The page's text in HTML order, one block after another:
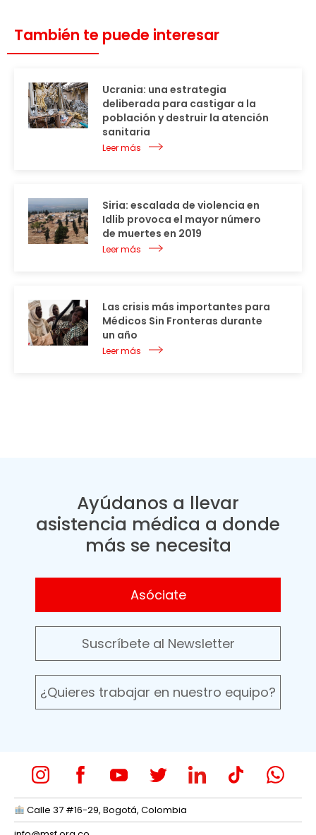
También te puede interesar
Ucrania: una estrategia
deliberada para castigar a la
población y destruir la atención
sanitaria
Leer más
Siria: escalada de violencia en
Idlib provoca el mayor número
de muertes en 2019
Leer más
Las crisis más importantes para
Médicos Sin Fronteras durante
un año
Leer más
Ayúdanos a llevar
asistencia médica a donde
más se necesita
Asóciate
Suscríbete al Newsletter
¿Quieres trabajar en nuestro equipo?
Calle 37 #16-29, Bogotá, Colombia